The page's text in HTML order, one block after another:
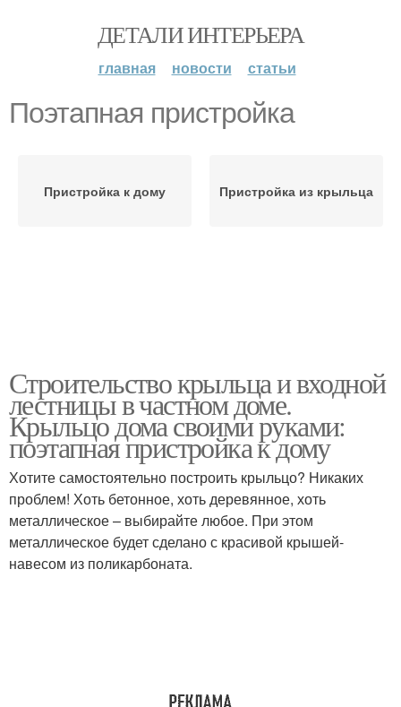
ДЕТАЛИ ИНТЕРЬЕРА
главная новости статьи
Поэтапная пристройка
Пристройка к дому Пристройка из крыльца
Строительство крыльца и входной
лестницы в частном доме.
Крыльцо дома своими руками:
поэтапная пристройка к дому
Хотите самостоятельно построить крыльцо? Никаких
проблем! Хоть бетонное, хоть деревянное, хоть
металлическое – выбирайте любое. При этом
металлическое будет сделано с красивой крышей-
навесом из поликарбоната.